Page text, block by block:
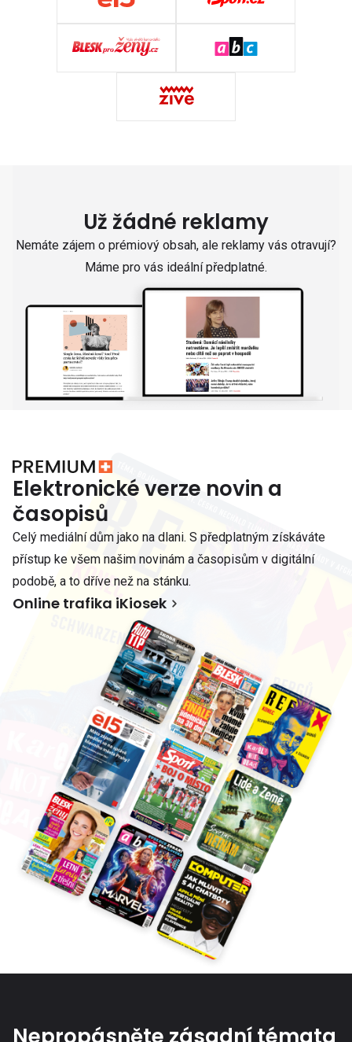
Už žádné reklamy
Nemáte zájem o prémiový obsah, ale reklamy vás otravují?
Máme pro vás ideální předplatné.
Elektronické verze novin a
časopisů
Celý mediální dům jako na dlani. S předplatným získáváte
přístup ke všem našim novinám a časopisům v digitální
podobě, a to dříve než na stánku.
Online trafika iKiosek